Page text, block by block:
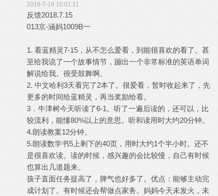
2018-7-16 10:01:11
反馈2018.7.15
013京-涵妈1009B一
1. 看蓝精灵7-15，从不怎么爱看，到能很喜欢的看了。甚
至给我说了一个故事情节，蹦出一个非常标准的英语单词
解说给我。很受鼓舞啊。
2. 中文哈利3天看完了2本了。很爱看，暂时收起来了，先
更多的时间给蓝精灵，再当奖励给看。
3．牛津树今天听读了6-1。听了一遍后读的，还可以，比
较流利，能懂80%以上的意思。听和读用时大约20分钟。
4.朗读教案12分钟。
5.朗读数学书5上剩下的40页，用时大约1个半小时。还不
是很喜欢读。读的时候，感兴趣的会比较慢，自己有时候
也算出几道题来。
孩子直面任务提高了，脾气也好多了。优点：能够主动完
成计划了。有时候还会帮做点家务。妈妈今天未发火，未